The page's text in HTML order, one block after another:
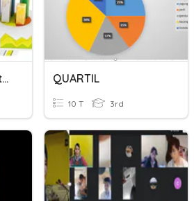
Ulangan Harian 2 Statistika Data Kelompok QUARTIL
10 T 3rd